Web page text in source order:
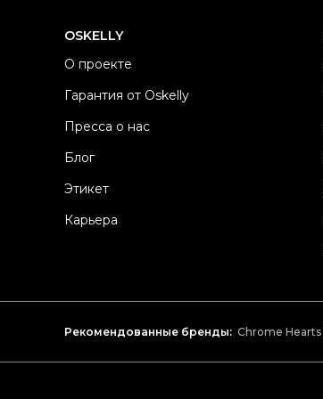
OSKELLY
О проекте
Гарантия от Oskelly
Пресса о нас
Блог
Этикет
Карьера
Рекомендованные бренды: Chrome Hearts